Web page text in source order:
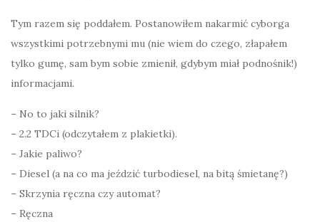
Tym razem się poddałem. Postanowiłem nakarmić cyborga
wszystkimi potrzebnymi mu (nie wiem do czego, złapałem
tylko gumę, sam bym sobie zmienił, gdybym miał podnośnik!)
informacjami.
– No to jaki silnik?
– 2.2 TDCi (odczytałem z plakietki).
– Jakie paliwo?
– Diesel (a na co ma jeździć turbodiesel, na bitą śmietanę?)
– Skrzynia ręczna czy automat?
– Ręczna